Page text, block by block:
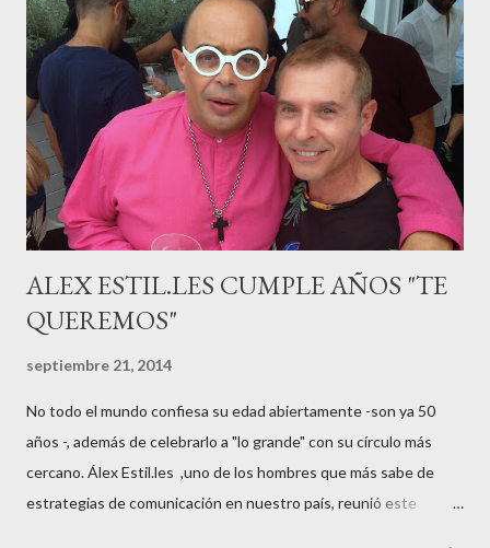
campeona, durante los primeros 3 meses de embarazo tuvo que
guardar reposo debido a un síndrome llamado
“hiperemesisgravídica”.Pasados los meses fatídicos de
gestación Marta tiró adelante con el embarazo, ahora es una
mamá feliz. Otro de los modelos que ha sido padre este año ha
sido el madrileño, Emilio Flores , el top que desfiló en las mejores
pasarelas ...
ALEX ESTIL.LES CUMPLE AÑOS "TE
QUEREMOS"
septiembre 21, 2014
No todo el mundo confiesa su edad abiertamente -son ya 50
años -, además de celebrarlo a "lo grande" con su círculo más
cercano. Álex Estil.les ,uno de los hombres que más sabe de
estrategias de comunicación en nuestro país, reunió este